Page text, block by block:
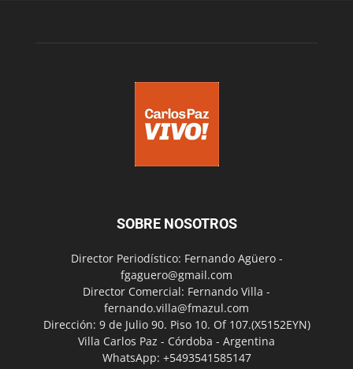
SOBRE NOSOTROS
Director Periodístico: Fernando Agüero -
fgaguero@gmail.com
Director Comercial: Fernando Villa -
fernando.villa@fmazul.com
Dirección: 9 de Julio 90. Piso 10. Of 107.(X5152EYN)
Villa Carlos Paz - Córdoba - Argentina
WhatsApp: +5493541585147